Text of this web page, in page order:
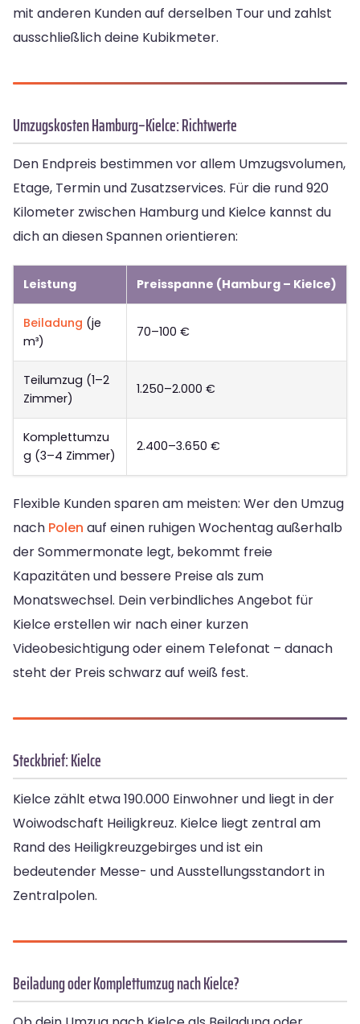
mit anderen Kunden auf derselben Tour und zahlst
ausschließlich deine Kubikmeter.
Umzugskosten Hamburg–Kielce: Richtwerte
Den Endpreis bestimmen vor allem Umzugsvolumen,
Etage, Termin und Zusatzservices. Für die rund 920
Kilometer zwischen Hamburg und Kielce kannst du
dich an diesen Spannen orientieren:
Leistung Preisspanne (Hamburg – Kielce)
Beiladung (je
m³)
70–100 €
Teilumzug (1–2
Zimmer)
1.250–2.000 €
Komplettumzu
g (3–4 Zimmer)
2.400–3.650 €
Flexible Kunden sparen am meisten: Wer den Umzug
nach Polen auf einen ruhigen Wochentag außerhalb
der Sommermonate legt, bekommt freie
Kapazitäten und bessere Preise als zum
Monatswechsel. Dein verbindliches Angebot für
Kielce erstellen wir nach einer kurzen
Videobesichtigung oder einem Telefonat – danach
steht der Preis schwarz auf weiß fest.
Steckbrief: Kielce
Kielce zählt etwa 190.000 Einwohner und liegt in der
Woiwodschaft Heiligkreuz. Kielce liegt zentral am
Rand des Heiligkreuzgebirges und ist ein
bedeutender Messe- und Ausstellungsstandort in
Zentralpolen.
Beiladung oder Komplettumzug nach Kielce?